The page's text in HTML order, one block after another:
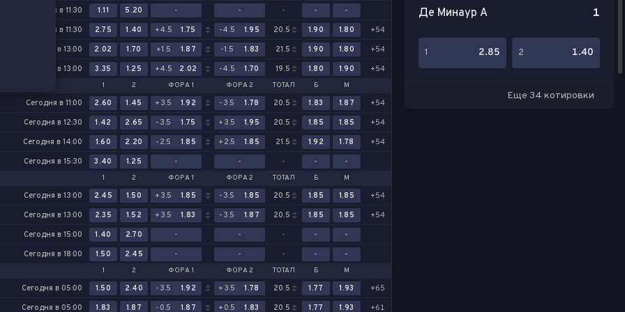
Сегодня в 11:30 1.11 5.20 - - - -
-
Сегодня в 11:30 2.75 1.40 +4.5 1.75 -4.5 1.95 20.5 1.90 1.80
+54
Сегодня в 13:00 2.02 1.70 +1.5 1.87 -1.5 1.83 21.5 1.90 1.80
+54
Сегодня в 13:00 3.35 1.25 +4.5 2.02 -4.5 1.70 19.5 1.80 1.90 +54
1 2 ФОРА 1 ФОРА 2 ТОТАЛ Б М
Сегодня в 11:00 2.60 1.45 +3.5 1.92 -3.5 1.78 20.5 1.83 1.87
+54
Сегодня в 12:30 1.42 2.65 -3.5 1.75 +3.5 1.95 20.5 1.85 1.85
+54
Сегодня в 14:00 1.60 2.20 -2.5 1.85 +2.5 1.85 21.5 1.92 1.78
+54
Сегодня в 15:30 3.40 1.25 - - - - -
1 2 ФОРА 1 ФОРА 2 ТОТАЛ Б М
Сегодня в 13:00 2.45 1.50 +3.5 1.85 -3.5 1.85 20.5 1.85 1.85
+54
Сегодня в 13:00 2.35 1.52 +3.5 1.83 -3.5 1.87 20.5 1.85 1.85
+54
Сегодня в 15:00 1.40 2.70 - - - -
-
Сегодня в 18:00 1.50 2.45 - - - - -
1 2 ФОРА 1 ФОРА 2 ТОТАЛ Б М
Сегодня в 05:00 1.50 2.40 -3.5 1.92 +3.5 1.78 20.5 1.77 1.93
+65
Сегодня в 05:00 1.83 1.87 -0.5 1.87 +0.5 1.83 20.5 1.77 1.93 +61
Де Минаур А
1
1 2.85 2 1.40
Еще 34 котировки